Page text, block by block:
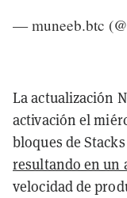
— muneeb.btc
La actualización
activación el
bloques de
resultando en un
velocidad de